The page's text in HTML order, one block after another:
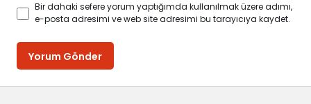
Bir dahaki sefere yorum yaptığımda kullanılmak üzere adımı,
e-posta adresimi ve web site adresimi bu tarayıcıya kaydet.
Yorum Gönder